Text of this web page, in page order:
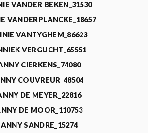
VANDER BEKEN_31530
VANDERPLANCKE_18657
VANTYGHEM_86623
VERGUCHT_65551
CIERKENS_74080
COUVREUR_48504
DE MEYER_22816
DE MOOR_110753
ANNY SANDRE_15274